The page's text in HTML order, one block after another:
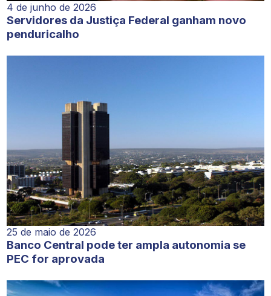
4 de junho de 2026
Servidores da Justiça Federal ganham novo
penduricalho
25 de maio de 2026
Banco Central pode ter ampla autonomia se
PEC for aprovada